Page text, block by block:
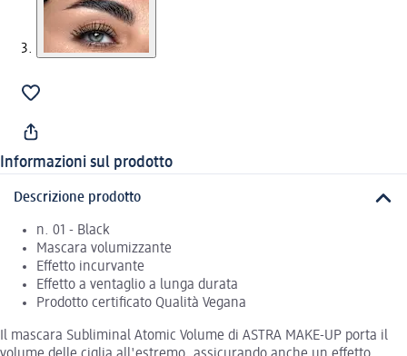
Informazioni sul prodotto
Descrizione prodotto
n. 01 - Black
Mascara volumizzante
Effetto incurvante
Effetto a ventaglio a lunga durata
Prodotto certificato Qualità Vegana
Il mascara Subliminal Atomic Volume di ASTRA MAKE-UP porta il